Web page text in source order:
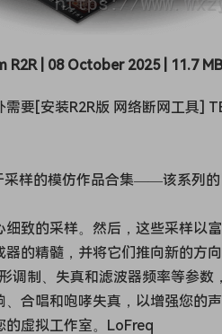
R2R | 08 October 2025 | 11.7 MB
需要[安装R2R版 网络断网工具]
样的模仿作品合集——该系列
致的采样。然后，这些采样以
的精髓，并将它们推向新的方
调制、失真和滤波器频率等参
合唱和咆哮失真，以增强您的
的虚拟工作室。LoFreq